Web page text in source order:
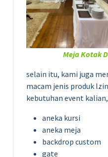
Meja Kotak
selain itu, kami juga
macam jenis produk
kebutuhan event
aneka kursi
aneka meja
backdrop custom
gate